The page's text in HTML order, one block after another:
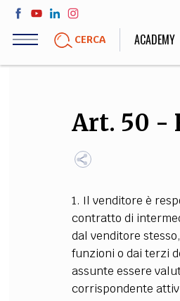
Salta
contenuto
CERCA ACADEMY
LIFE STYLE
Sport, Cucina, Viaggi,
Moda
Art. 50 -
1. Il venditore è
contratto di
dal venditore
funzioni o dai terzi
assunte essere
corrispondente